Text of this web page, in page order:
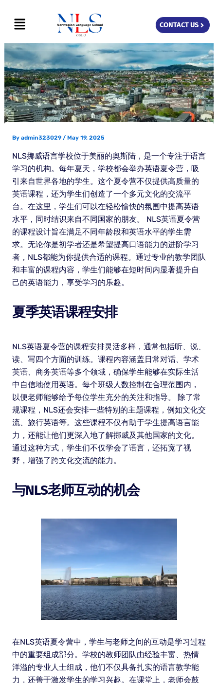
content
Menu CONTACT US
By admin323029 / May 19, 2025
NLS挪威语言学校位于美丽的奥斯陆，是一个专注于语言
学习的机构。每年夏天，学校都会举办英语夏令营，吸
引来自世界各地的学生。这个夏令营不仅提供高质量的
英语课程，还为学生们创造了一个多元文化的交流平
台。在这里，学生们可以在轻松愉快的氛围中提高英语
水平，同时结识来自不同国家的朋友。 NLS英语夏令营
的课程设计旨在满足不同年龄段和英语水平的学生需
求。无论你是初学者还是希望提高口语能力的进阶学习
者，NLS都能为你提供合适的课程。通过专业的教学团队
和丰富的课程内容，学生们能够在短时间内显著提升自
己的英语能力，享受学习的乐趣。
夏季英语课程安排
NLS英语夏令营的课程安排灵活多样，通常包括听、说、
读、写四个方面的训练。课程内容涵盖日常对话、学术
英语、商务英语等多个领域，确保学生能够在实际生活
中自信地使用英语。每个班级人数控制在合理范围内，
以便老师能够给予每位学生充分的关注和指导。 除了常
规课程，NLS还会安排一些特别的主题课程，例如文化交
流、旅行英语等。这些课程不仅有助于学生提高语言能
力，还能让他们更深入地了解挪威及其他国家的文化。
通过这种方式，学生们不仅学会了语言，还拓宽了视
野，增强了跨文化交流的能力。
与NLS老师互动的机会
在NLS英语夏令营中，学生与老师之间的互动是学习过程
中的重要组成部分。学校的教师团队由经验丰富、热情
洋溢的专业人士组成，他们不仅具备扎实的语言教学能
力，还善于激发学生的学习兴趣。在课堂上，老师会鼓